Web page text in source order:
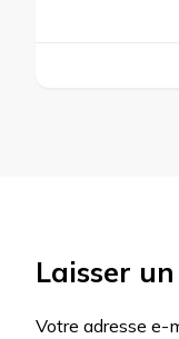
Laisser
Votre adresse e-